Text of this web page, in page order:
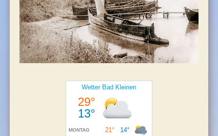
TOURIST-INFORMATION
KONTAKT
Impressum - Datenschutz